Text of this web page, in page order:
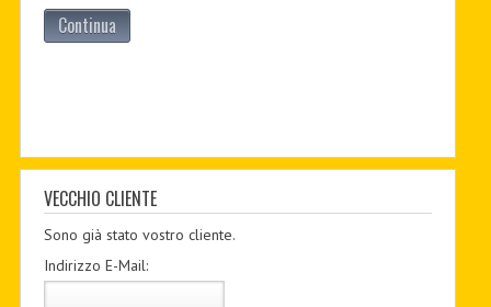
Continua
VECCHIO CLIENTE
Sono già stato vostro cliente.
Indirizzo E-Mail: